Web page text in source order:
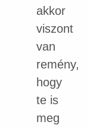
akkor
viszont
van
remény,
hogy
te is
meg